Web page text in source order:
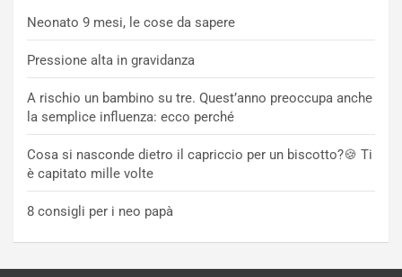
Neonato 9 mesi, le cose da sapere
Pressione alta in gravidanza
A rischio un bambino su tre. Quest’anno preoccupa anche
la semplice influenza: ecco perché
Cosa si nasconde dietro il capriccio per un biscotto?🍪 Ti
è capitato mille volte
8 consigli per i neo papà